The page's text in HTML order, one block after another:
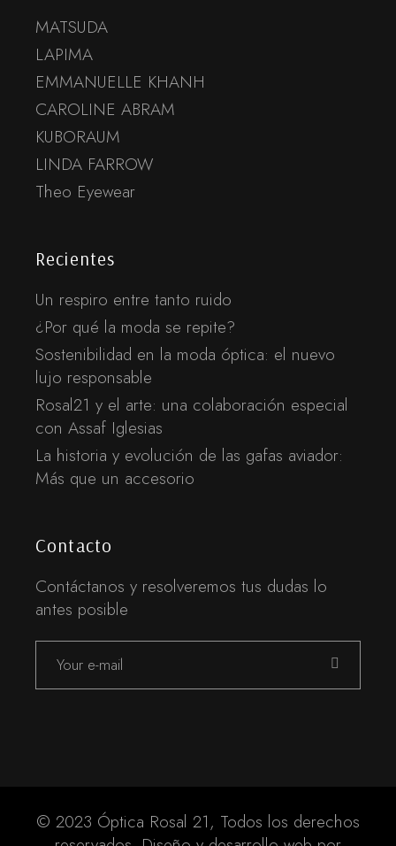
MATSUDA
LAPIMA
EMMANUELLE KHANH
CAROLINE ABRAM
KUBORAUM
LINDA FARROW
Theo Eyewear
Recientes
Un respiro entre tanto ruido
¿Por qué la moda se repite?
Sostenibilidad en la moda óptica: el nuevo
lujo responsable
Rosal21 y el arte: una colaboración especial
con Assaf Iglesias
La historia y evolución de las gafas aviador:
Más que un accesorio
Contacto
Contáctanos y resolveremos tus dudas lo
antes posible
© 2023 Óptica Rosal 21, Todos los derechos